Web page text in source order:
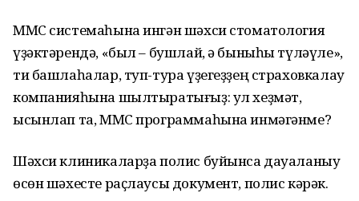
ММС системаһына ингән шәхси стоматология
үҙәктәрендә, «был – бушлай, ә быныһы түләүле»,
ти башлаһалар, туп-тура үҙегеҙҙең страховкалау
компанияһына шылтыратығыҙ: ул хеҙмәт,
ысынлап та, ММС программаһына инмәгәнме?
Шәхси клиникаларҙа полис буйынса дауаланыу
өсөн шәхесте раҫлаусы документ, полис кәрәк.